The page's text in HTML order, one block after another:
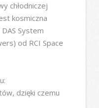
chłodniczej
kosmiczna
System
od RCI Space
dzięki czemu